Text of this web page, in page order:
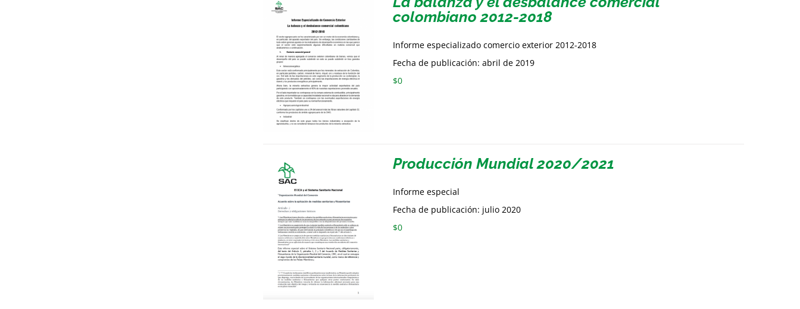
colombiano 2012-2018
Informe especializado comercio exterior 2012-2018
Fecha de publicación: abril de 2019
$0
Producción Mundial 2020/2021
Informe especial
Fecha de publicación: julio 2020
$0